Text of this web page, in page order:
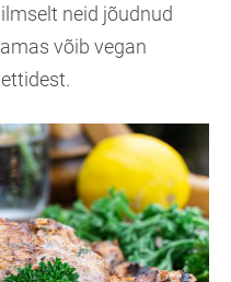
neid jõudnud
võib vegan